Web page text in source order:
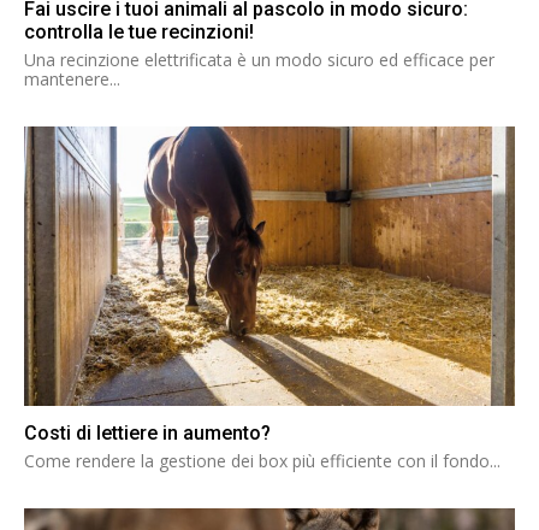
Fai uscire i tuoi animali al pascolo in modo sicuro:
controlla le tue recinzioni!
Una recinzione elettrificata è un modo sicuro ed efficace per
mantenere...
Costi di lettiere in aumento?
Come rendere la gestione dei box più efficiente con il fondo...